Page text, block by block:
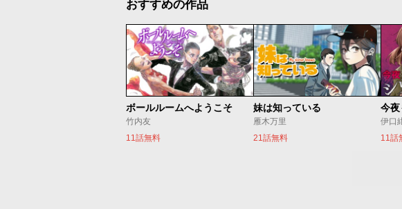
おすすめの作品
ボールルームへようこそ
竹内友
11話無料
妹は知っている
雁木万里
21話無料
伊口
11話